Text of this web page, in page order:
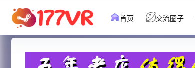
首页 交流圈子